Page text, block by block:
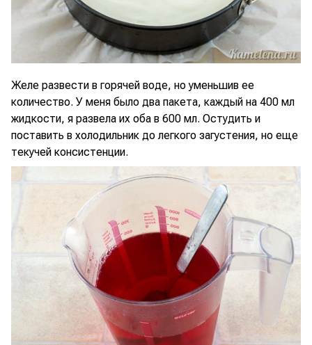
Желе развести в горячей воде, но уменьшив ее
количество. У меня было два пакета, каждый на 400 мл
жидкости, я развела их оба в 600 мл. Остудить и
поставить в холодильник до легкого загустения, но еще
текучей консистенции.